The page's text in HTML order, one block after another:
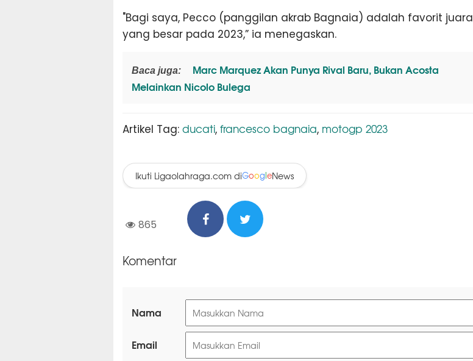
"Bagi saya, Pecco (panggilan akrab Bagnaia) adalah favorit juara
yang besar pada 2023,” ia menegaskan.
Baca juga:
Marc Marquez Akan Punya Rival Baru, Bukan Acosta
Melainkan Nicolo Bulega
Artikel Tag: ducati, francesco bagnaia, motogp 2023
Ikuti Ligaolahraga.com diGoogleNews
865
Komentar
Nama
Email